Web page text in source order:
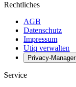
Rechtliches
AGB
Datenschutz
Impressum
Utiq verwalten
Privacy-Manager
Service